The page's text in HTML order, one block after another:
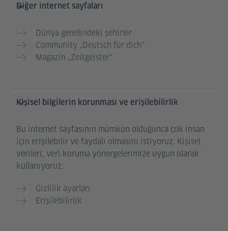
Diğer internet sayfaları
Dünya genelindeki şehirler
Community „Deutsch für dich“
Magazin „Zeitgeister“
Kişisel bilgilerin korunması ve erişilebilirlik
Bu internet sayfasının mümkün olduğunca çok insan
için erişilebilir ve faydalı olmasını istiyoruz. Kişisel
verileri, veri koruma yönergelerimize uygun olarak
kullanıyoruz.
Gizlilik ayarları
Erişilebilirlik